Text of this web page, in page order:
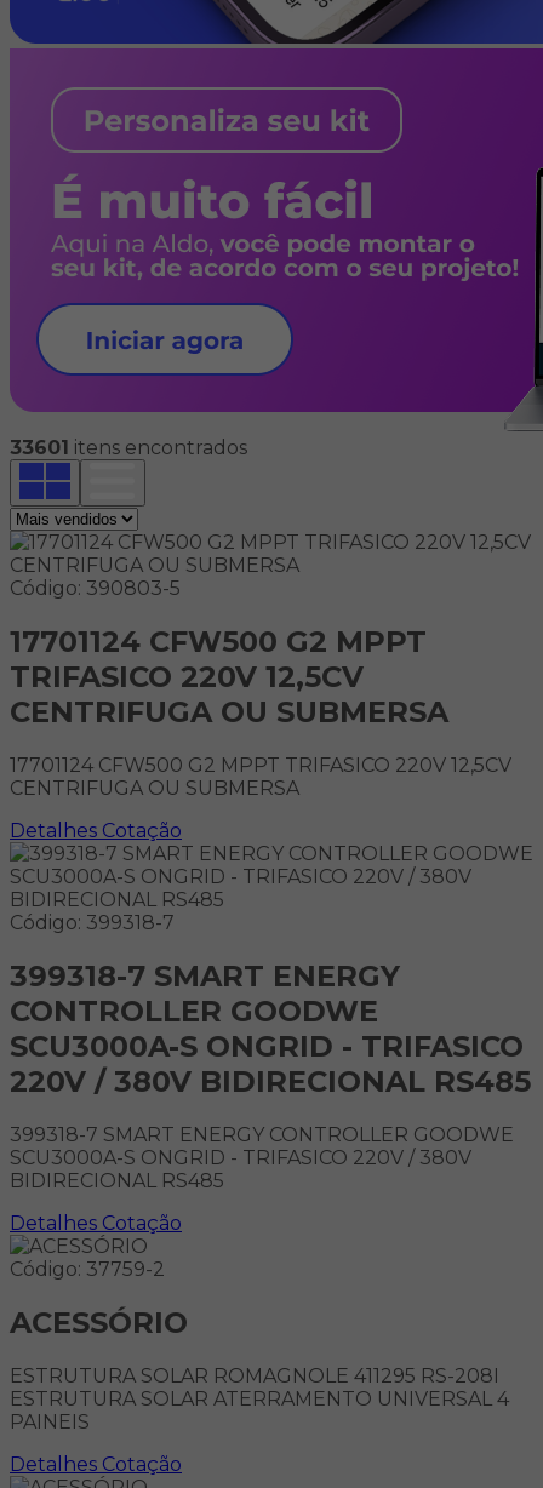
33601 itens encontrados
Código: 390803-5
17701124 CFW500 G2 MPPT
TRIFASICO 220V 12,5CV
CENTRIFUGA OU SUBMERSA
17701124 CFW500 G2 MPPT TRIFASICO 220V 12,5CV
CENTRIFUGA OU SUBMERSA
Detalhes Cotação
Código: 399318-7
399318-7 SMART ENERGY
CONTROLLER GOODWE
SCU3000A-S ONGRID - TRIFASICO
220V / 380V BIDIRECIONAL RS485
399318-7 SMART ENERGY CONTROLLER GOODWE
SCU3000A-S ONGRID - TRIFASICO 220V / 380V
BIDIRECIONAL RS485
Detalhes Cotação
Código: 37759-2
ACESSÓRIO
ESTRUTURA SOLAR ROMAGNOLE 411295 RS-208I
ESTRUTURA SOLAR ATERRAMENTO UNIVERSAL 4
PAINEIS
Detalhes Cotação